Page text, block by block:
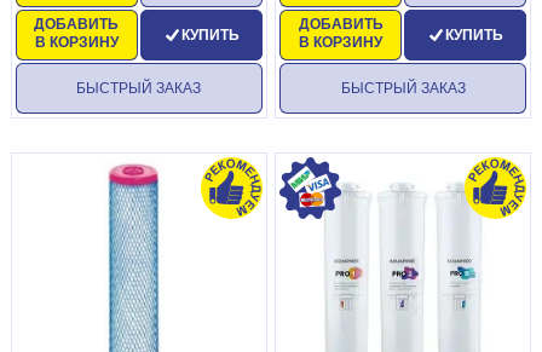
ДОБАВИТЬ
В КОРЗИНУ
КУПИТЬ
БЫСТРЫЙ ЗАКАЗ
ДОБАВИТЬ
В КОРЗИНУ
КУПИТЬ
БЫСТРЫЙ ЗАКАЗ